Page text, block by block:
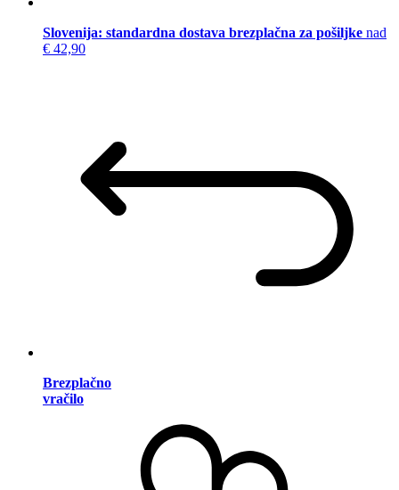
Slovenija: standardna dostava brezplačna za pošiljke nad
€ 42,90
Brezplačno
vračilo